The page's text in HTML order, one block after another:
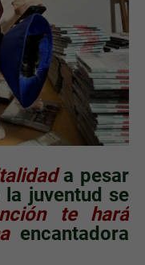
a pesar
juventud se
te hará
encantadora